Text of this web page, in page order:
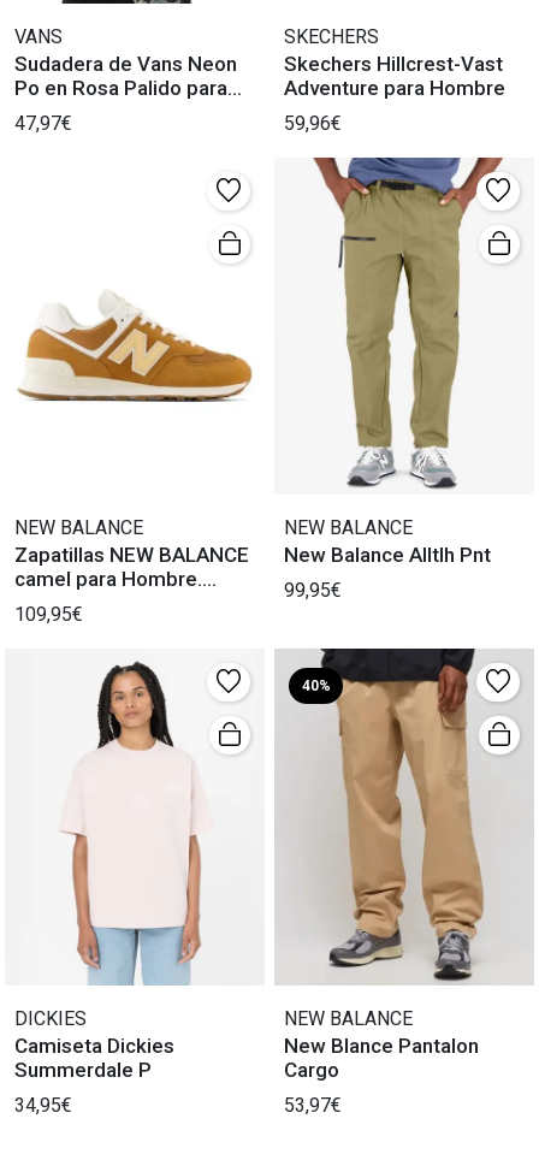
VANS
Sudadera de Vans Neon
Po en Rosa Palido para
Hombre
47,97€
SKECHERS
Skechers Hillcrest-Vast
Adventure para Hombre
59,96€
NEW BALANCE
Zapatillas NEW BALANCE
camel para Hombre.
¡Descúbrelas!
109,95€
NEW BALANCE
New Balance Alltlh Pnt
99,95€
DICKIES
Camiseta Dickies
Summerdale P
34,95€
40%
NEW BALANCE
New Blance Pantalon
Cargo
53,97€